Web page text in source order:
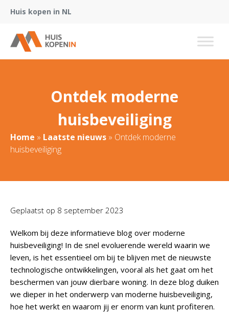
Huis kopen in NL
Ontdek moderne
huisbeveiliging
Home » Laatste nieuws » Ontdek moderne
huisbeveiliging
Geplaatst op 8 september 2023
Welkom bij deze informatieve blog over moderne
huisbeveiliging! In de snel evoluerende wereld waarin we
leven, is het essentieel om bij te blijven met de nieuwste
technologische ontwikkelingen, vooral als het gaat om het
beschermen van jouw dierbare woning. In deze blog duiken
we dieper in het onderwerp van moderne huisbeveiliging,
hoe het werkt en waarom jij er enorm van kunt profiteren.